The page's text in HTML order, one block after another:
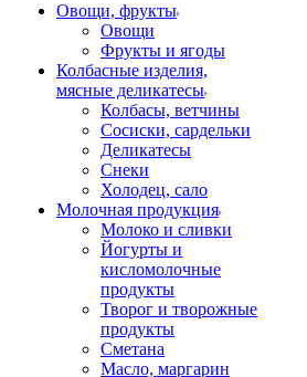
Овощи, фрукты
Овощи
Фрукты и ягоды
Колбасные изделия,
мясные деликатесы
Колбасы, ветчины
Сосиски, сардельки
Деликатесы
Снеки
Холодец, сало
Молочная продукция
Молоко и сливки
Йогурты и
кисломолочные
продукты
Творог и творожные
продукты
Сметана
Масло, маргарин